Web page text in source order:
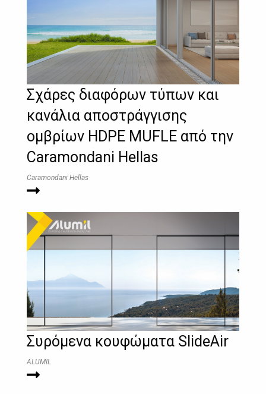
Σχάρες διαφόρων τύπων και
κανάλια αποστράγγισης
ομβρίων HDPE MUFLE από την
Caramondani Hellas
Caramondani Hellas
Συρόμενα κουφώματα SlideAir
ALUMIL